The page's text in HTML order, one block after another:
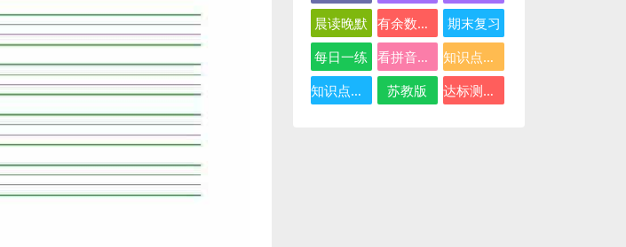
晨读晚默
有余数的除法
期末复习
每日一练
看拼音写词语
知识点总结
知识点汇总
苏教版 达标测试卷